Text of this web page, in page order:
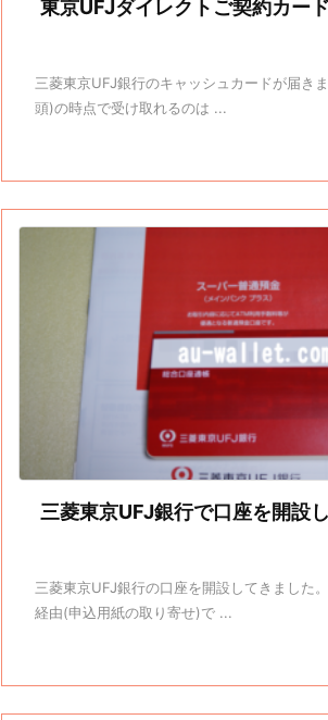
東京UFJダイレクトご契約カー
三菱東京UFJ銀行のキャッシュカードが届き
頭)の時点で受け取れるのは ...
三菱東京UFJ銀行で口座を開設
三菱東京UFJ銀行の口座を開設してきました
経由(申込用紙の取り寄せ)で ...